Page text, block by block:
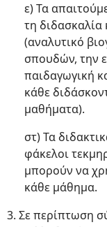
ε) Τα
τη
(αναλυτικό
σπουδών, την
παιδαγωγική
κάθε
μαθήματα).
στ) Τα
φάκελοι
μπορούν να
κάθε μάθημα.
3. Σε περίπτωση